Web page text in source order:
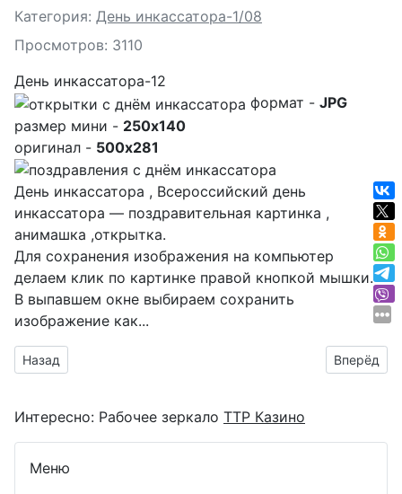
Подробности
Категория: День инкассатора-1/08
Просмотров: 3110
День инкассатора-12
формат - JPG
размер мини - 250x140
оригинал - 500x281
День инкассатора , Всероссийский день
инкассатора — поздравительная картинка ,
анимашка ,открытка.
Для сохранения изображения на компьютер
делаем клик по картинке правой кнопкой мышки.
В выпавшем окне выбираем сохранить
изображение как...
Предыдущий материал: Всероссийский праздник день
Назад Вперёд
Интересно: Рабочее зеркало ТТР Казино
Меню